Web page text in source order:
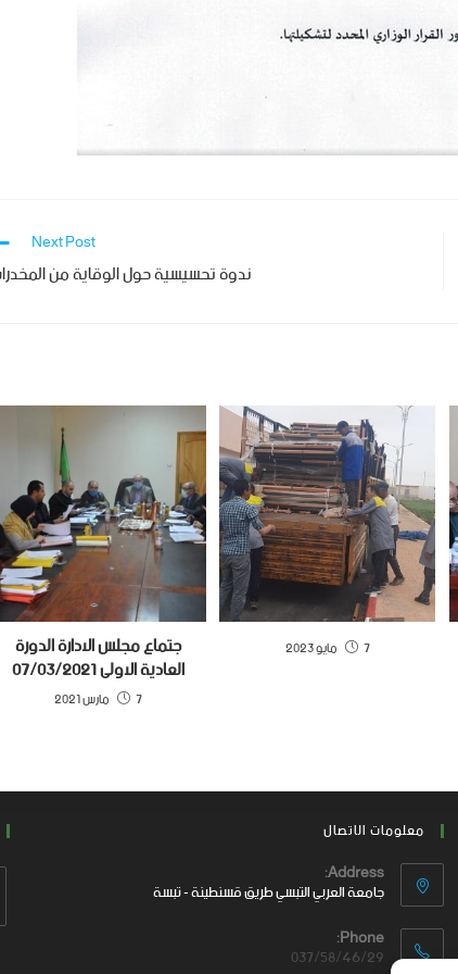
Next Post
ندوة تحسيسية حول الوقاية من
جتماع مجلس الادارة الدورة
العادية الاولى 07/03/2021
7 مارس 2021
7 مايو 2023
معلومات الاتصال
Address:
جامعة العربي التبسي طريق قسنطينة - تبسة
Phone:
037/58/46/29